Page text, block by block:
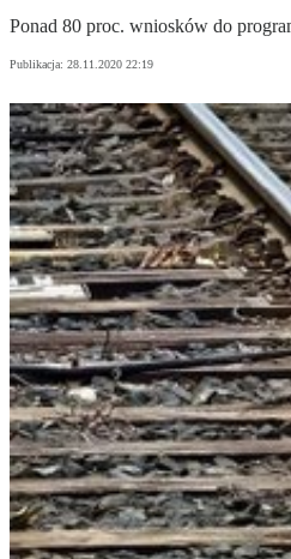
Ponad 80 proc. wniosków do
Publikacja: 28.11.2020 22:19